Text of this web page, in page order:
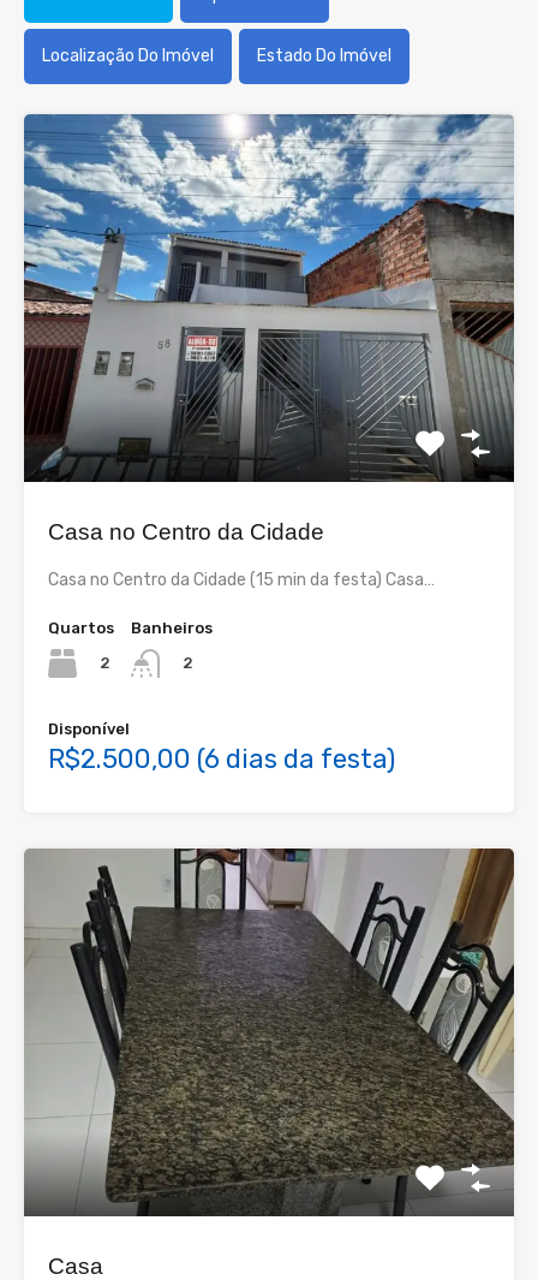
Localização Do Imóvel Estado Do Imóvel
Casa no Centro da Cidade
Casa no Centro da Cidade (15 min da festa) Casa…
Quartos
2
Banheiros
2
Disponível
R$2.500,00 (6 dias da festa)
Casa